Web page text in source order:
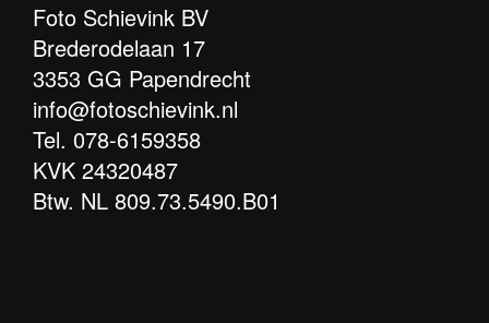
Foto Schievink BV
Brederodelaan 17
3353 GG Papendrecht
info@fotoschievink.nl
Tel. 078-6159358
KVK 24320487
Btw. NL 809.73.5490.B01